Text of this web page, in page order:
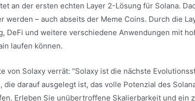
an der ersten echten Layer 2-Lösung für Solana.
werden – auch abseits der Meme Coins. Durch die
DeFi und weitere verschiedene Anwendungen mit
laufen können.
von Solaxy verrät: “Solaxy ist die nächste
die darauf ausgelegt ist, das volle Potenzial des
Erleben Sie unübertroffene Skalierbarkeit und ein